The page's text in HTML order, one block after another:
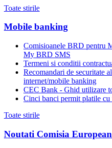
Toate stirile
Mobile banking
Comisioanele BRD pentru
My BRD SMS
Termeni si conditii
Recomandari de securitate
internet/mobile banking
CEC Bank - Ghid utilizare
Cinci banci permit platile
Toate stirile
Noutati Comisia